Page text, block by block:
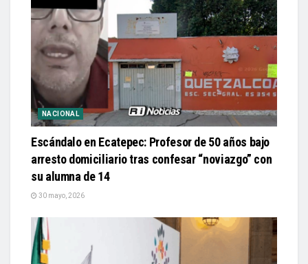
NACIONAL
Escándalo en Ecatepec: Profesor de 50 años bajo
arresto domiciliario tras confesar “noviazgo” con
su alumna de 14
30 mayo, 2026